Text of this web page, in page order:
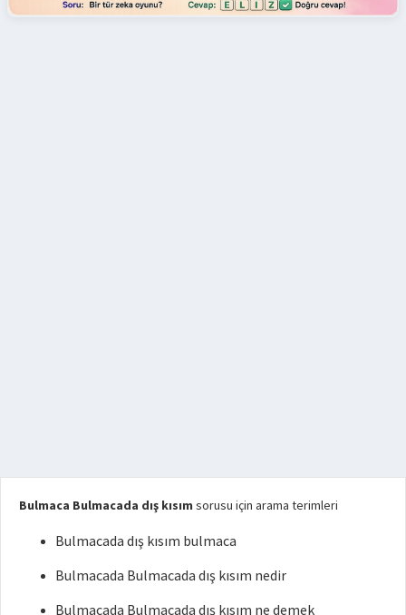
Bulmaca Bulmacada dış kısım sorusu için arama terimleri
Bulmacada dış kısım bulmaca
Bulmacada Bulmacada dış kısım nedir
Bulmacada Bulmacada dış kısım ne demek